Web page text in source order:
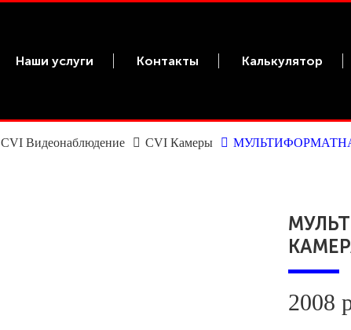
Наши услуги Контакты Калькулятор
CVI Видеонаблюдение CVI Камеры
2008